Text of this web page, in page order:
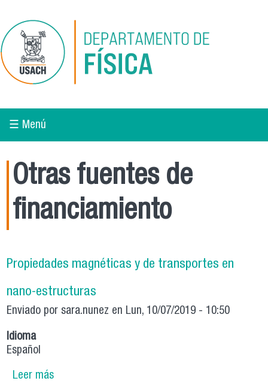
☰ Menú
Otras fuentes de
financiamiento
Propiedades magnéticas y de transportes en
nano-estructuras
Enviado porsara.nunez en Lun, 10/07/2019 - 10:50
Idioma
Español
Leer mássobre Propiedades magnéticas y de transportes